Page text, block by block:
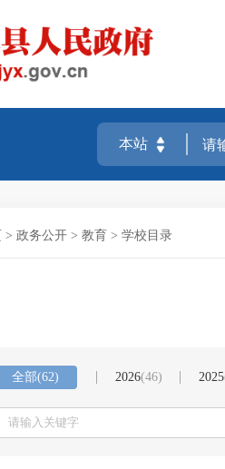
> 政务公开 > 教育 > 学校目录
全部(62) 2026(46) 2025